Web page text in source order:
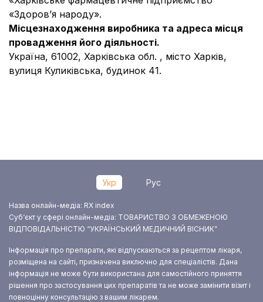
«Здоров’я народу».
Місцезнаходження виробника та адреса місця
провадження його діяльності.
Україна, 61002, Харківська обл. , місто Харків,
вулиця Куликівська, будинок 41.
Укр Рус
Назва онлайн-медіа: RX index
Суб‘єкт у сфері онлайн-медіа: ТОВАРИСТВО З ОБМЕЖЕНОЮ
ВІДПОВІДАЛЬНІСТЮ “УКРАЇНСЬКИЙ МЕДИЧНИЙ ВІСНИК”
Інформація про препарати, які відпускаються за рецептом лікаря,
розміщена на сайті, призначена виключно для спеціалістів. Дана
інформація не може бути використана для самостійного приняття
рішення про застосування цих препаратів та не може замінити візит і
повноцінну консультацію з вашим лікарем.